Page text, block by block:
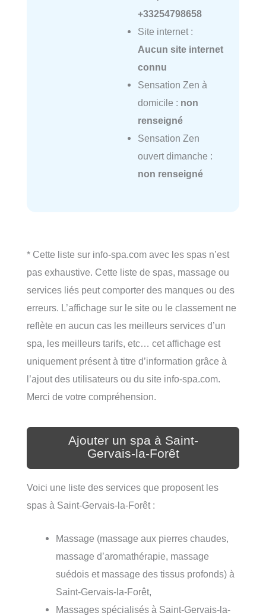
+33254798658
Site internet :
Aucun site internet
connu
Sensation Zen à
domicile : non
renseigné
Sensation Zen
ouvert dimanche :
non renseigné
* Cette liste sur info-spa.com avec les spas n’est
pas exhaustive. Cette liste de spas, massage ou
services liés peut comporter des manques ou des
erreurs. L’affichage sur le site ou le classement ne
reflète en aucun cas les meilleurs services d’un
spa, les meilleurs tarifs, etc… cet affichage est
uniquement présent à titre d’information grâce à
l’ajout des utilisateurs ou du site info-spa.com.
Merci de votre compréhension.
Ajouter un spa à Saint-
Gervais-la-Forêt
Voici une liste des services que proposent les
spas à Saint-Gervais-la-Forêt :
Massage (massage aux pierres chaudes,
massage d’aromathérapie, massage
suédois et massage des tissus profonds) à
Saint-Gervais-la-Forêt,
Massages spécialisés à Saint-Gervais-la-